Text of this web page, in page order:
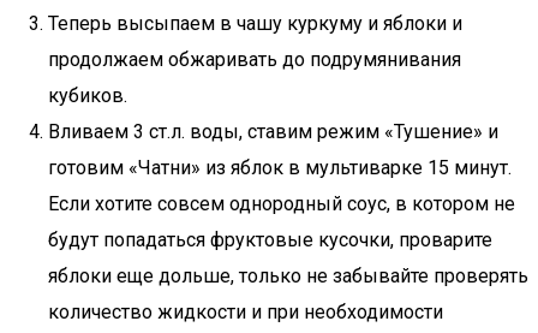
Теперь высыпаем в чашу куркуму и яблоки и
продолжаем обжаривать до подрумянивания
кубиков.
Вливаем 3 ст.л. воды, ставим режим «Тушение» и
готовим «Чатни» из яблок в мультиварке 15 минут.
Если хотите совсем однородный соус, в котором не
будут попадаться фруктовые кусочки, проварите
яблоки еще дольше, только не забывайте проверять
количество жидкости и при необходимости